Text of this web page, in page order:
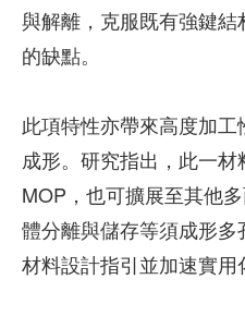
與解離，克服既有強鍵
的缺點。
此項特性亦帶來高度加
成形。研究指出，此一
MOP，也可擴展至其他
體分離與儲存等須成形
材料設計指引並加速實用